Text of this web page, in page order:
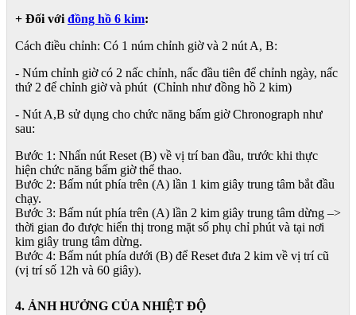
+ Đối với đồng hồ 6 kim:
Cách điều chỉnh: Có 1 núm chỉnh giờ và 2 nút A, B:
- Núm chỉnh giờ có 2 nấc chỉnh, nấc đầu tiên để chỉnh ngày, nấc
thứ 2 để chỉnh giờ và phút (Chỉnh như đồng hồ 2 kim)
- Nút A,B sử dụng cho chức năng bấm giờ Chronograph như
sau:
Bước 1: Nhấn nút Reset (B) về vị trí ban đầu, trước khi thực
hiện chức năng bấm giờ thể thao.
Bước 2: Bấm nút phía trên (A) lần 1 kim giây trung tâm bắt đầu
chạy.
Bước 3: Bấm nút phía trên (A) lần 2 kim giây trung tâm dừng –>
thời gian đo được hiển thị trong mặt số phụ chỉ phút và tại nơi
kim giây trung tâm dừng.
Bước 4: Bấm nút phía dưới (B) để Reset đưa 2 kim về vị trí cũ
(vị trí số 12h và 60 giây).
4. ẢNH HƯỞNG CỦA NHIỆT ĐỘ